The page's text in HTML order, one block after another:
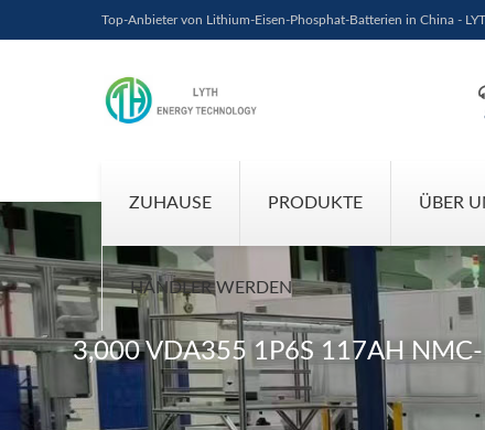
Top-Anbieter von Lithium-Eisen-Phosphat-Batterien in China -
ZUHAUSE PRODUKTE ÜBER
HÄNDLER WERDEN
3,000 VDA355 1P6S 117AH NMC-